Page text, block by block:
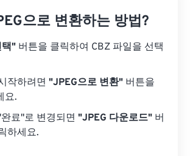
으로 변환하는 방법?
택" 버튼을 클릭하여 CBZ 파일을 선택
작하려면 "JPEG으로 변환" 버튼을
요.
료"로 변경되면 "JPEG 다운로드" 버
하세요.